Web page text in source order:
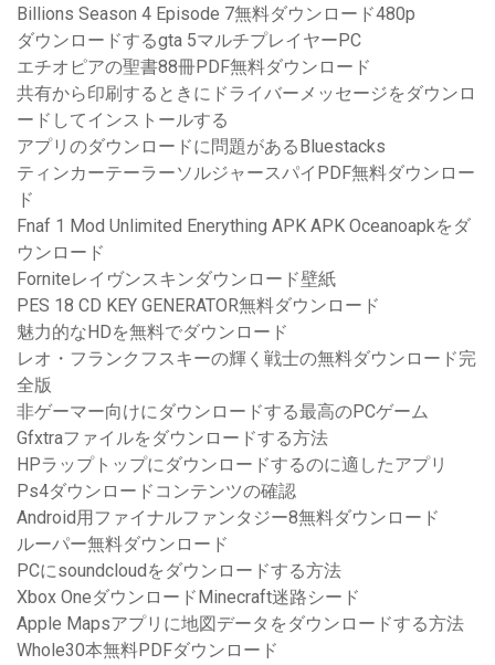
Billions Season 4 Episode 7無料ダウンロード480p
ダウンロードするgta 5マルチプレイヤーPC
エチオピアの聖書88冊PDF無料ダウンロード
共有から印刷するときにドライバーメッセージをダウンロ
ードしてインストールする
アプリのダウンロードに問題があるBluestacks
ティンカーテーラーソルジャースパイPDF無料ダウンロー
ド
Fnaf 1 Mod Unlimited Enerything APK APK Oceanoapkをダ
ウンロード
Forniteレイヴンスキンダウンロード壁紙
PES 18 CD KEY GENERATOR無料ダウンロード
魅力的なHDを無料でダウンロード
レオ・フランクフスキーの輝く戦士の無料ダウンロード完
全版
非ゲーマー向けにダウンロードする最高のPCゲーム
Gfxtraファイルをダウンロードする方法
HPラップトップにダウンロードするのに適したアプリ
Ps4ダウンロードコンテンツの確認
Android用ファイナルファンタジー8無料ダウンロード
ルーパー無料ダウンロード
PCにsoundcloudをダウンロードする方法
Xbox OneダウンロードMinecraft迷路シード
Apple Mapsアプリに地図データをダウンロードする方法
Whole30本無料PDFダウンロード